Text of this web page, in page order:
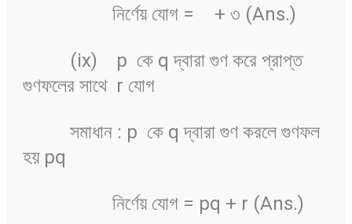
নির্ণেয় যোগ = + ৩ (Ans.)
(ix) p কে q দ্বারা গুণ করে প্রাপ্ত
গুণফলের সাথে r যোগ
সমাধান : p কে q দ্বারা গুণ করলে গুণফল
হয় pq
নির্ণেয় যোগ = pq + r (Ans.)